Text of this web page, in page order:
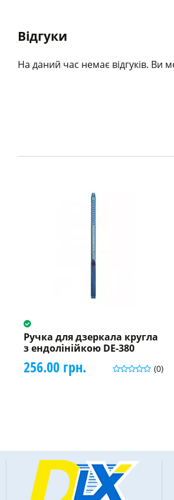
Відгуки
На даний час немає відгуків. Ви
Ручка для дзеркала кругла
з ендолінійкою DE-380
(0)
256.00 грн.